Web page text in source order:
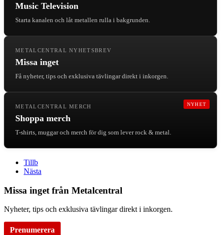
Music Television
Starta kanalen och låt metallen rulla i bakgrunden.
METALCENTRAL NYHETSBREV
Missa inget
Få nyheter, tips och exklusiva tävlingar direkt i inkorgen.
NYHET
METALCENTRAL MERCH
Shoppa merch
T-shirts, muggar och merch för dig som lever rock & metal.
Tillb
Nästa
Missa inget från Metalcentral
Nyheter, tips och exklusiva tävlingar direkt i inkorgen.
Prenumerera